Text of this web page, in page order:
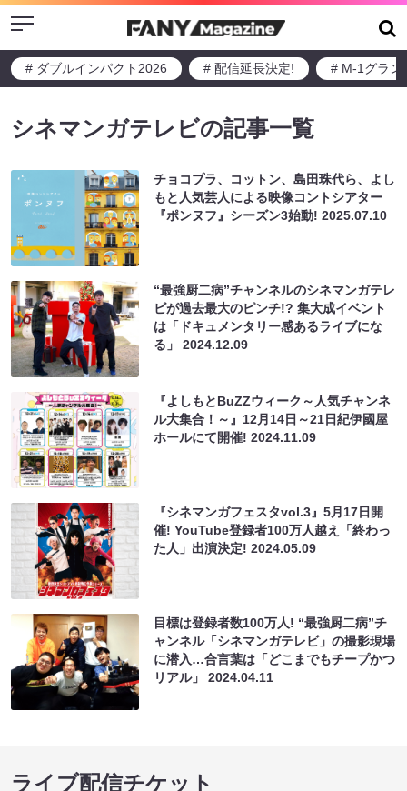
Menu
# ダブルインパクト2026 # 配信延長決定! # M-1グラン
シネマンガテレビの記事一覧
チョコプラ、コットン、島田珠代ら、よし
もと人気芸人による映像コントシアター
『ポンヌフ』シーズン3始動!2025.07.10
“最強厨二病”チャンネルのシネマンガテレ
ビが過去最大のピンチ!? 集大成イベント
は「ドキュメンタリー感あるライブにな
る」2024.12.09
『よしもとBuZZウィーク～人気チャンネ
ル大集合！～』12月14日～21日紀伊國屋
ホールにて開催!2024.11.09
『シネマンガフェスタvol.3』5月17日開
催! YouTube登録者100万人越え「終わっ
た人」出演決定!2024.05.09
目標は登録者数100万人! “最強厨二病”チ
ャンネル「シネマンガテレビ」の撮影現場
に潜入…合言葉は「どこまでもチープかつ
リアル」2024.04.11
ライブ配信チケット